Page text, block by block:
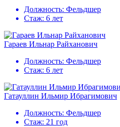
Должность: Фельдшер
Стаж: 6 лет
Гараев Ильнар Райханович
Должность: Фельдшер
Стаж: 6 лет
Гатауллин Ильмир Ибрагимович
Должность: Фельдшер
Стаж: 21 год